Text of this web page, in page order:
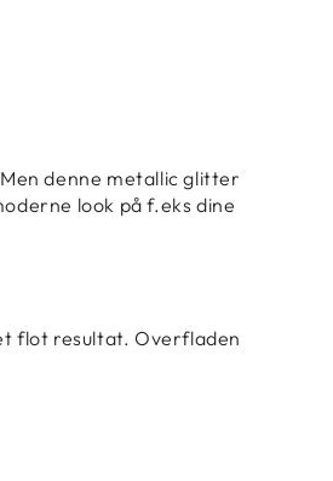
denne metallic glitter
look på f.eks dine
flot resultat. Overfladen